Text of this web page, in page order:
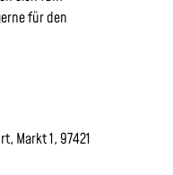
für den
Markt 1, 97421